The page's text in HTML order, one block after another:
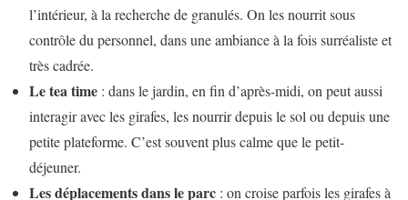
l’intérieur, à la recherche de granulés. On les nourrit sous
contrôle du personnel, dans une ambiance à la fois surréaliste et
très cadrée.
Le tea time : dans le jardin, en fin d’après-midi, on peut aussi
interagir avec les girafes, les nourrir depuis le sol ou depuis une
petite plateforme. C’est souvent plus calme que le petit-
déjeuner.
Les déplacements dans le parc : on croise parfois les girafes à